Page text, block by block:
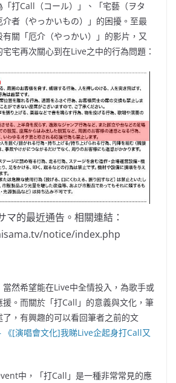
打Call（コール）」、「宅藝（ヲタ
者（やっかいもの）」的困擾。至最
關「厄介（やっかい）」的影片，又
宅再次關心到在Live之中的行為問題：
マ的最近通告。相關連結：
notice/index.php
然希望能在Live中全情投入，為歌手或
。而關於「打Call」的意義與文化，筆
，有興趣的可以看回筆者之前的文
《[演唱會文化]我睇Live企起身打Call又
中，「打Call」是一種非常常見的應